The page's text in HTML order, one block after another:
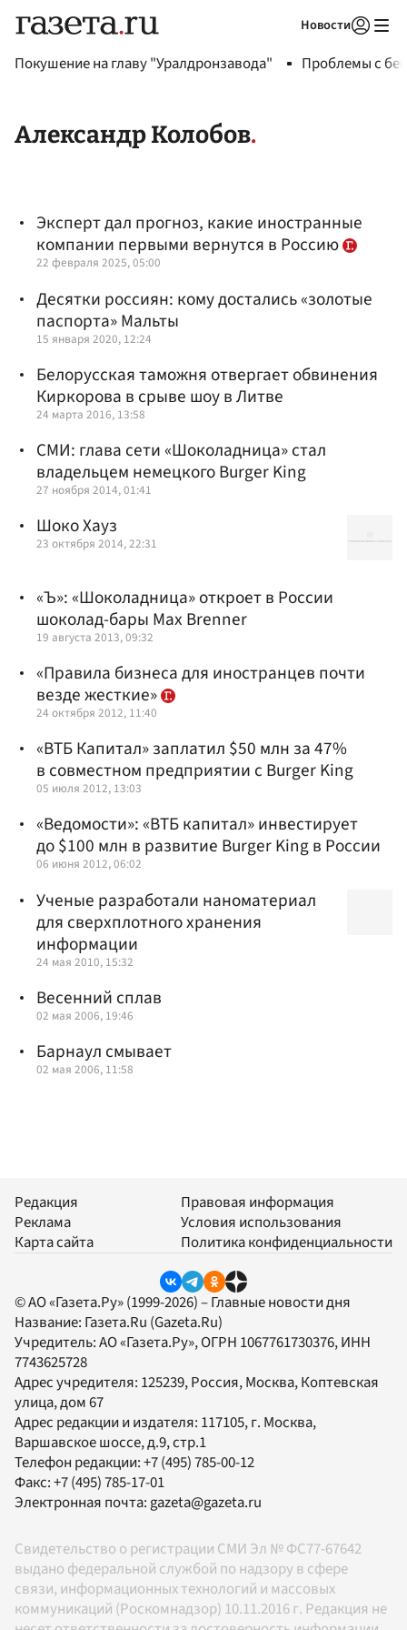
Новости
Покушение на главу "Уралдронзавода" Проблемы с
Александр Колобов
Эксперт дал прогноз, какие иностранные
компании первыми вернутся в Россию
22 февраля 2025, 05:00
Десятки россиян: кому достались «золотые
паспорта» Мальты
15 января 2020, 12:24
Белорусская таможня отвергает обвинения
Киркорова в срыве шоу в Литве
24 марта 2016, 13:58
СМИ: глава сети «Шоколадница» стал
владельцем немецкого Burger King
27 ноября 2014, 01:41
Шоко Хауз
23 октября 2014, 22:31
«Ъ»: «Шоколадница» откроет в России
шоколад-бары Max Brenner
19 августа 2013, 09:32
«Правила бизнеса для иностранцев почти
везде жесткие»
24 октября 2012, 11:40
«ВТБ Капитал» заплатил $50 млн за 47%
в совместном предприятии с Burger King
05 июля 2012, 13:03
«Ведомости»: «ВТБ капитал» инвестирует
до $100 млн в развитие Burger King в России
06 июня 2012, 06:02
Ученые разработали наноматериал
для сверхплотного хранения
информации
24 мая 2010, 15:32
Весенний сплав
02 мая 2006, 19:46
Барнаул смывает
02 мая 2006, 11:58
Редакция
Реклама
Карта сайта
Правовая информация
Условия использования
Политика конфиденциальности
© АО «Газета.Ру» (1999-2026) – Главные новости дня
Название: Газета.Ru (Gazeta.Ru)
Учредитель:АО «Газета.Ру», ОГРН 1067761730376, ИНН
7743625728
Адрес учредителя: 125239, Россия, Москва, Коптевская
улица, дом 67
Адрес редакции и издателя: 117105, г. Москва,
Варшавское шоссе, д.9, стр.1
Телефон редакции:+7 (495) 785-00-12
Факс:+7 (495) 785-17-01
Электронная почта: gazeta@gazeta.ru
Свидетельство о регистрации СМИ Эл № ФС77-67642
выдано федеральной службой по надзору в сфере
связи, информационных технологий и массовых
коммуникаций (Роскомнадзор) 10.11.2016 г. Редакция не